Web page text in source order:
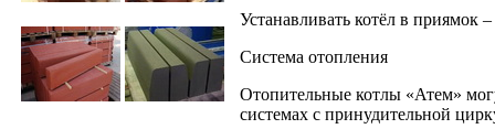
Устанавливать котёл в приямок
Система отопления
Отопительные котлы «Атем»
системах с принудительной